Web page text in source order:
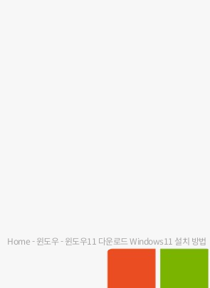
Home-윈도우-윈도우11 다운로드 Windows11 설치 방법